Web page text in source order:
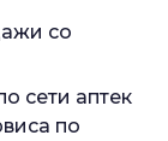
со
сети аптек
по